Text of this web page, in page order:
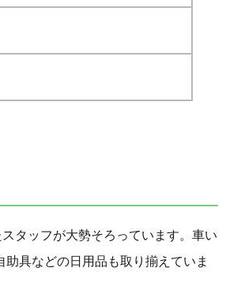
タッフが大勢そろっています。車い
具などの日用品も取り揃えていま